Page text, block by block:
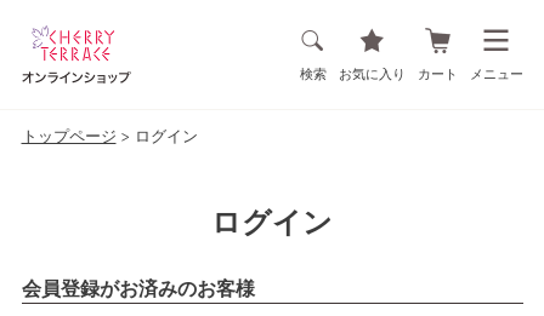
検索 お気に入り カート メニュー
トップページ ログイン
ログイン
会員登録がお済みのお客様